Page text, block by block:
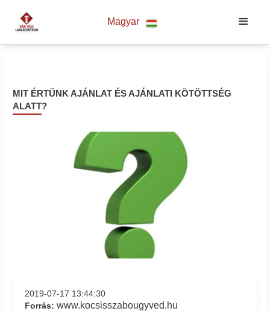
Magyar
MIT ÉRTÜNK AJÁNLAT ÉS AJÁNLATI KÖTÖTTSÉG
ALATT?
2019-07-17 13:44:30
Forrás:www.kocsisszabougyved.hu